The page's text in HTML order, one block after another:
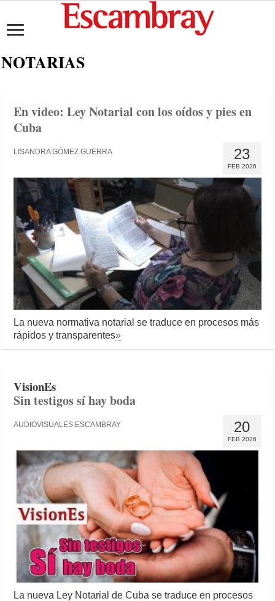
NOTARIAS
En video: Ley Notarial con los oídos y pies en
Cuba
23
FEB 2026
LISANDRA GÓMEZ GUERRA
La nueva normativa notarial se traduce en procesos más
rápidos y transparentes»
VisionEs
Sin testigos sí hay boda
20
FEB 2026
AUDIOVISUALES ESCAMBRAY
La nueva Ley Notarial de Cuba se traduce en procesos